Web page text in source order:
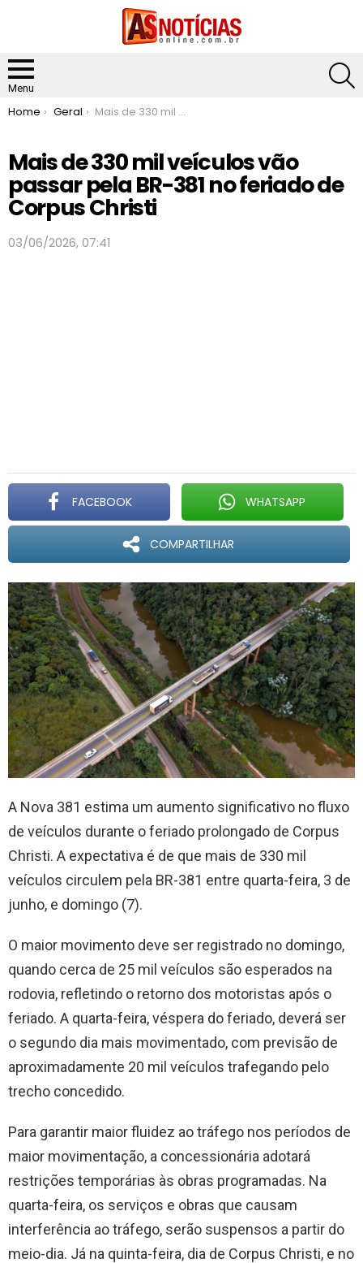
Menu
You are here:
Home Geral Mais de 330 mil veículos vão passar pela BR-381 no feriado de Corpus Christi
Mais de 330 mil veículos vão
passar pela BR-381 no feriado de
Corpus Christi
03/06/2026, 07:41
FACEBOOK WHATSAPP
COMPARTILHAR
A Nova 381 estima um aumento significativo no fluxo
de veículos durante o feriado prolongado de Corpus
Christi. A expectativa é de que mais de 330 mil
veículos circulem pela BR-381 entre quarta-feira, 3 de
junho, e domingo (7).
O maior movimento deve ser registrado no domingo,
quando cerca de 25 mil veículos são esperados na
rodovia, refletindo o retorno dos motoristas após o
feriado. A quarta-feira, véspera do feriado, deverá ser
o segundo dia mais movimentado, com previsão de
aproximadamente 20 mil veículos trafegando pelo
trecho concedido.
Para garantir maior fluidez ao tráfego nos períodos de
maior movimentação, a concessionária adotará
restrições temporárias às obras programadas. Na
quarta-feira, os serviços e obras que causam
interferência ao tráfego, serão suspensos a partir do
meio-dia. Já na quinta-feira, dia de Corpus Christi, e no